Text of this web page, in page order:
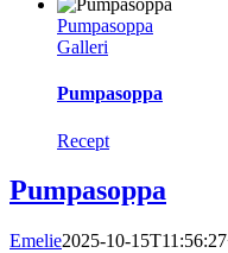
Pumpasoppa
Galleri
Pumpasoppa
Recept
Pumpasoppa
Emelie2025-10-